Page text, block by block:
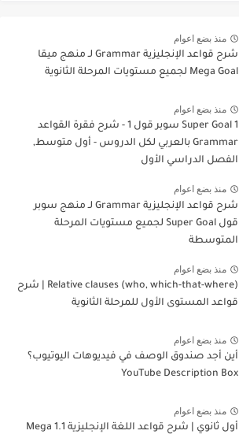
منذ بضع اعوام
شرح قواعد الإنجليزية Grammar لـ منهج ميقا
Mega Goal لجميع مستويات المرحلة الثانوية
منذ بضع اعوام
Super Goal 1 سوبر قول 1 - شرح فقرة القواعد
Grammar بالعربي لكل الدروس - أول متوسط,
الفصل الدراسي الأول
منذ بضع اعوام
شرح قواعد الإنجليزية Grammar لـ منهج سوبر
قول Super Goal لجميع مستويات المرحلة
المتوسطة
منذ بضع اعوام
Relative clauses (who, which-that-where) | شرح
قواعد المستوى الأول للمرحلة الثانوية
منذ بضع اعوام
أين أجد صندوق الوصف في فيديوهات اليوتيوب؟
YouTube Description Box
منذ بضع اعوام
أول ثانوي | شرح قواعد اللغة الإنجليزية 1.1 Mega